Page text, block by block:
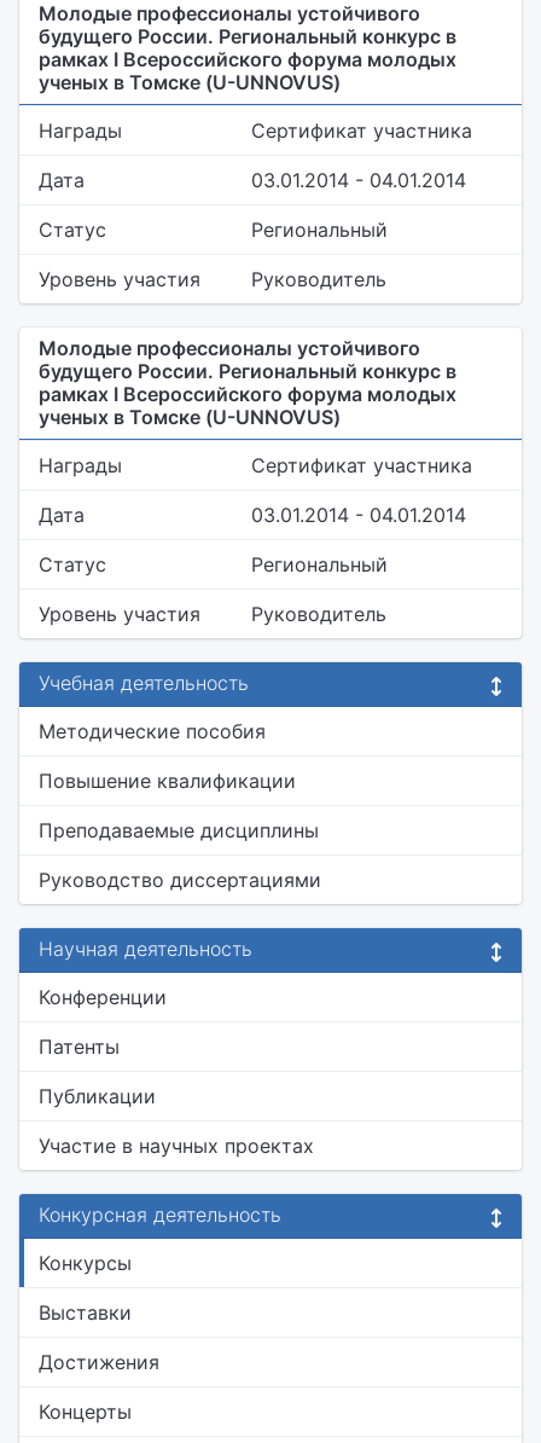
Молодые профессионалы устойчивого
будущего России. Региональный конкурс в
рамках I Всероссийского форума молодых
ученых в Томске (U-UNNOVUS)
Награды
Сертификат участника
Дата 03.01.2014 - 04.01.2014
Статус Региональный
Уровень участия Руководитель
Молодые профессионалы устойчивого
будущего России. Региональный конкурс в
рамках I Всероссийского форума молодых
ученых в Томске (U-UNNOVUS)
Награды
Сертификат участника
Дата 03.01.2014 - 04.01.2014
Статус Региональный
Уровень участия Руководитель
Учебная деятельность
Методические пособия
Повышение квалификации
Преподаваемые дисциплины
Руководство диссертациями
Научная деятельность
Конференции
Патенты
Публикации
Участие в научных проектах
Конкурсная деятельность
Конкурсы
Выставки
Достижения
Концерты